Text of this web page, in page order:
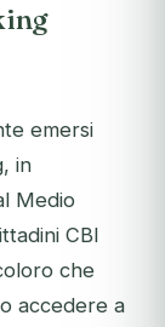
emersi
in
Medio
CBI
che
accedere a